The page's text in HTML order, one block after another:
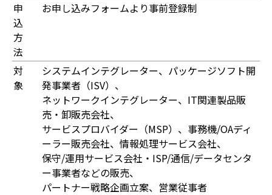
申
込
方
法
お申し込みフォームより事前登録制
対
象
システムインテグレーター、パッケージソフト開
発事業者（ISV）、
ネットワークインテグレーター、IT関連製品販
売・卸販売会社、
サービスプロバイダー（MSP）、事務機/OAディ
ーラー販売会社、情報処理サービス会社、
保守/運用サービス会社・ISP/通信/データセンタ
ー事業者などの販売、
パートナー戦略企画立案、営業従事者